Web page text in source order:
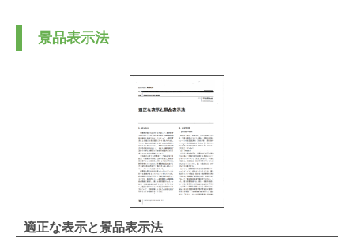
景品表示法
適正な表示と景品表示法